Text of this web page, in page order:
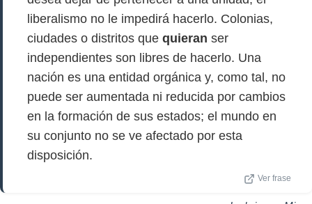
liberalismo no le impedirá hacerlo. Colonias,
ciudades o distritos que quieran ser
independientes son libres de hacerlo. Una
nación es una entidad orgánica y, como tal, no
puede ser aumentada ni reducida por cambios
en la formación de sus estados; el mundo en
su conjunto no se ve afectado por esta
disposición.
Ver frase